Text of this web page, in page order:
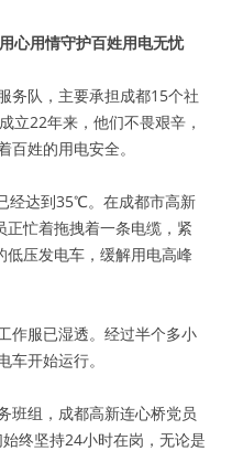
心用情守护百姓用电无忧
务队，主要承担成都15个社
立22年来，他们不畏艰辛，
姓的用电安全。
经达到35℃。在成都市高新
忙着拖拽着一条电缆，紧
压发电车，缓解用电高峰
作服已湿透。经过半个多小
开始运行。
班组，成都高新连心桥党员
终坚持24小时在岗，无论是